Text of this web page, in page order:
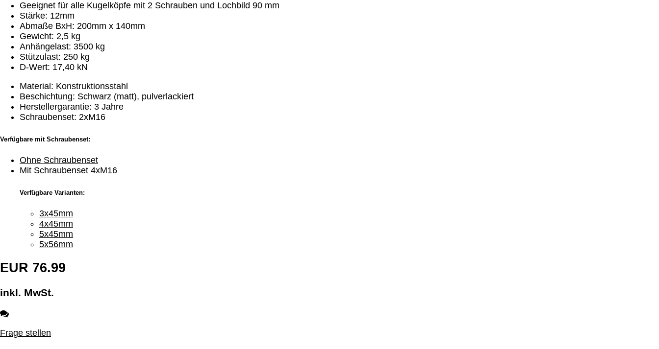
Geeignet für alle Kugelköpfe mit 2 Schrauben und Lochbild 90 mm
Stärke: 12mm
Abmaße BxH: 200mm x 140mm
Gewicht: 2,5 kg
Anhängelast: 3500 kg
Stützulast: 250 kg
D-Wert: 17,40 kN
Material: Konstruktionsstahl
Beschichtung: Schwarz (matt), pulverlackiert
Herstellergarantie: 3 Jahre
Schraubenset: 2xM16
Verfügbare mit Schraubenset:
Ohne Schraubenset
Mit Schraubenset 4xM16
Verfügbare Varianten:
3x45mm
4x45mm
5x45mm
5x56mm
EUR 76.99
inkl. MwSt.
Frage stellen